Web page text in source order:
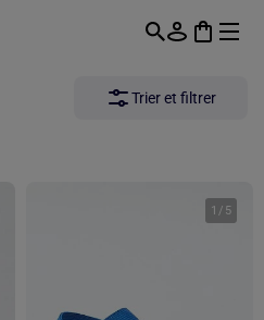
Trier et filtrer
1 / 5